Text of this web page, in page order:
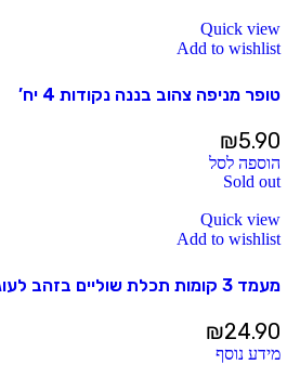
Quick view
Add to wishlist
טופר מניפה צהוב בננה נקודות 4 יח’
₪5.90
הוספה לסל
Sold out
Quick view
Add to wishlist
מעמד 3 קומות תכלת שוליים בזהב לעוגות וקינוחים (ייחודי)
₪24.90
מידע נוסף